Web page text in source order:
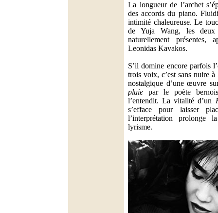
La longueur de l’archet
des accords du piano.
intimité chaleureuse. Le
de Yuja Wang, les deux
naturellement présentes,
Leonidas Kavakos.
S’il domine encore parfois
trois voix, c’est sans nuire
nostalgique d’une œuvre
pluie par le poète
l’entendit. La vitalité d’un
s’efface pour laisser
l’interprétation prolonge
lyrisme.